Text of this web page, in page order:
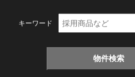
キーワード
物件検索